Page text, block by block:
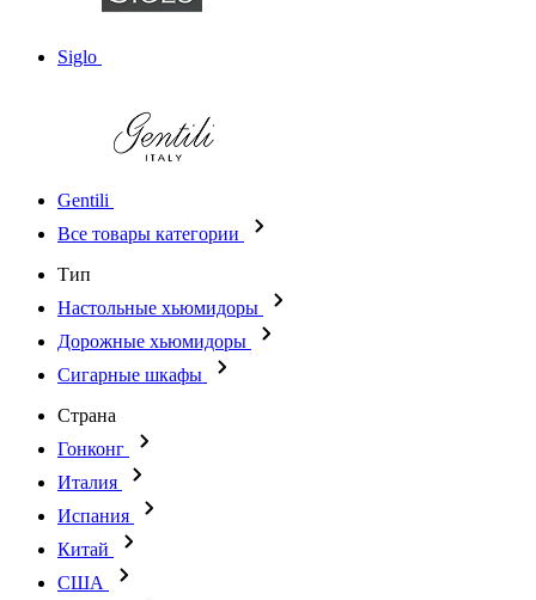
Siglo
Gentili
Все товары категории
Тип
Настольные хьюмидоры
Дорожные хьюмидоры
Сигарные шкафы
Страна
Гонконг
Италия
Испания
Китай
США